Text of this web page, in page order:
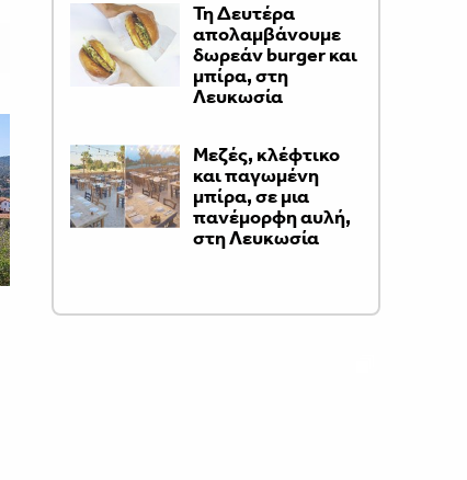
Τη Δευτέρα
απολαμβάνουμε
δωρεάν burger και
μπίρα, στη
Λευκωσία
Μεζές, κλέφτικο
και παγωμένη
μπίρα, σε μια
πανέμορφη αυλή,
στη Λευκωσία